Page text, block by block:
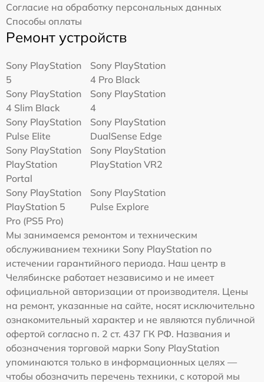
Согласие на обработку персональных данных
Способы оплаты
Ремонт устройств
Sony PlayStation
5
Sony PlayStation
4 Pro Black
Sony PlayStation
4 Slim Black
Sony PlayStation
4
Sony PlayStation
Pulse Elite
Sony PlayStation
DualSense Edge
Sony PlayStation
PlayStation
Portal
Sony PlayStation
PlayStation VR2
Sony PlayStation
PlayStation 5
Pro (PS5 Pro)
Sony PlayStation
Pulse Explore
Мы занимаемся ремонтом и техническим
обслуживанием техники Sony PlayStation по
истечении гарантийного периода. Наш центр в
Челябинске работает независимо и не имеет
официальной авторизации от производителя. Цены
на ремонт, указанные на сайте, носят исключительно
ознакомительный характер и не являются публичной
офертой согласно п. 2 ст. 437 ГК РФ. Названия и
обозначения торговой марки Sony PlayStation
упоминаются только в информационных целях —
чтобы обозначить перечень техники, с которой мы